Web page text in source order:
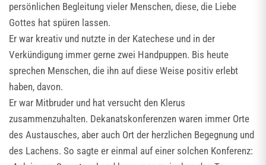
persönlichen Begleitung vieler Menschen, diese, die Liebe
Gottes hat spüren lassen.
Er war kreativ und nutzte in der Katechese und in der
Verkündigung immer gerne zwei Handpuppen. Bis heute
sprechen Menschen, die ihn auf diese Weise positiv erlebt
haben, davon.
Er war Mitbruder und hat versucht den Klerus
zusammenzuhalten. Dekanatskonferenzen waren immer Orte
des Austausches, aber auch Ort der herzlichen Begegnung und
des Lachens. So sagte er einmal auf einer solchen Konferenz: